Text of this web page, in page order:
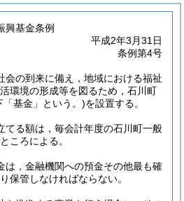
興基金条例
平成2年3月31日
条例第4号
会の到来に備え，地域における福祉
環境の形成等を図るため，石川町
「基金」という。)を設置する。
てる額は，毎会計年度の石川町一般
ころによる。
は，金融機関への預金その他最も確
保管しなければならない。